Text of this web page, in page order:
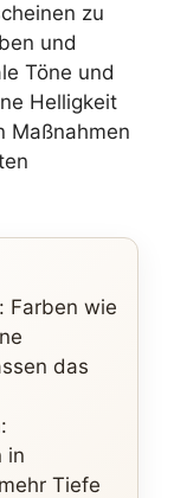
zu
und
Töne und
Helligkeit
Maßnahmen
Farben wie
das
in
Tiefe